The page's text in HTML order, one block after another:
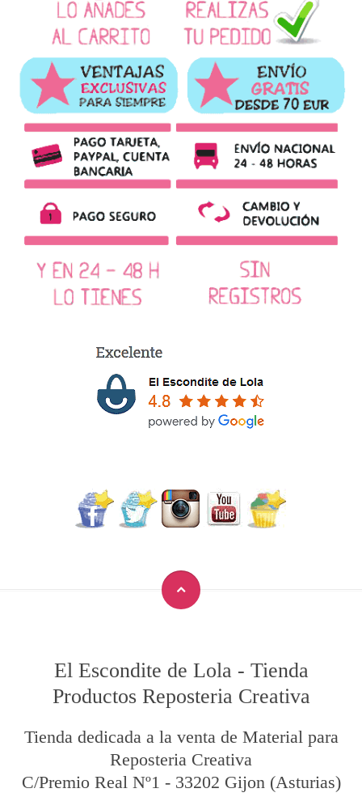
El Escondite de Lola - Tienda
Productos Reposteria Creativa
Tienda dedicada a la venta de Material para
Reposteria Creativa
C/Premio Real Nº1 - 33202 Gijon (Asturias)